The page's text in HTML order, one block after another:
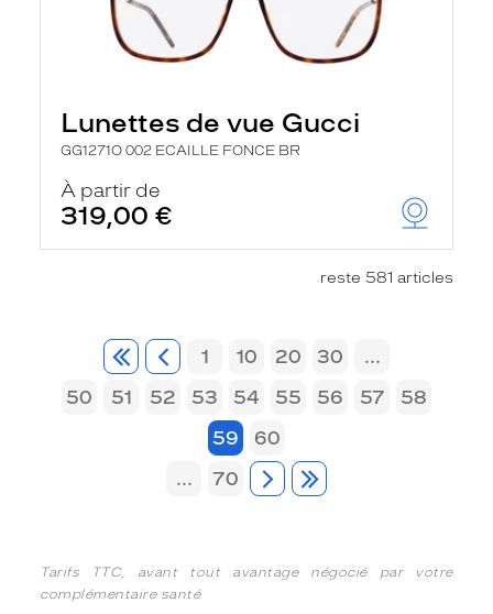
Lunettes de vue Gucci
GG1271O 002 ECAILLE FONCE BR
À partir de
319,00 €
reste 581 articles
1 10 20 30
...
50
51 52 53 54 55 56 57
58
59
60
...
70
Tarifs TTC, avant tout avantage négocié par votre
complémentaire santé